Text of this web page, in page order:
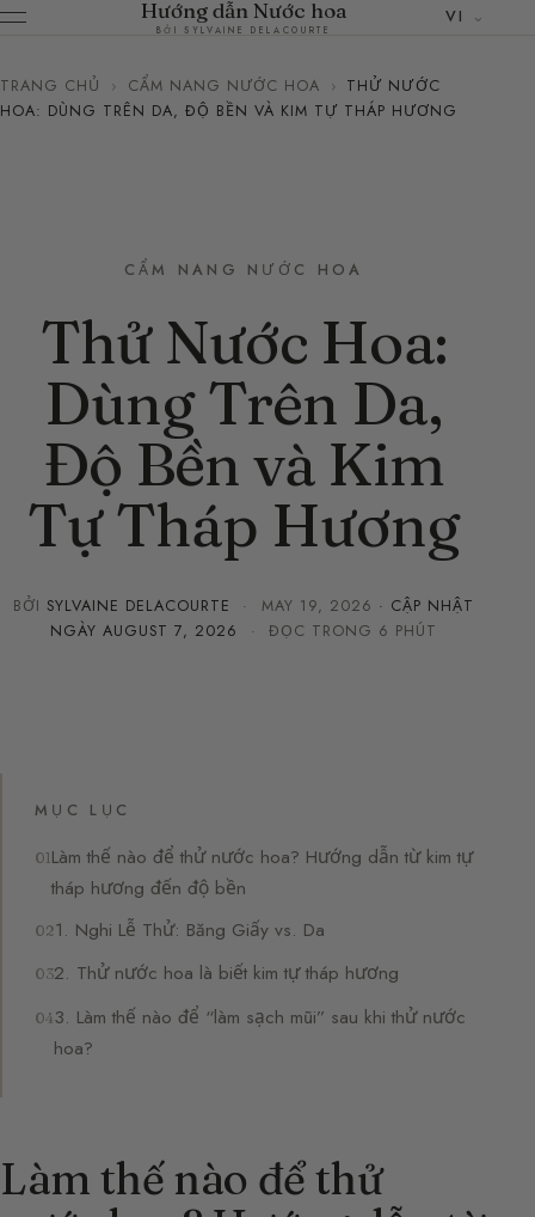
Hướng dẫn Nước hoa
BỞI SYLVAINE DELACOURTE
VI
TRANG CHỦ › CẨM NANG NƯỚC HOA › THỬ NƯỚC
HOA: DÙNG TRÊN DA, ĐỘ BỀN VÀ KIM TỰ THÁP HƯƠNG
CẨM NANG NƯỚC HOA
Thử Nước Hoa:
Dùng Trên Da,
Độ Bền và Kim
Tự Tháp Hương
BỞI SYLVAINE DELACOURTE · MAY 19, 2026 · CẬP NHẬT
NGÀYAUGUST 7, 2026 · ĐỌC TRONG 6 PHÚT
MỤC LỤC
Làm thế nào để thử nước hoa? Hướng dẫn từ kim tự
tháp hương đến độ bền
1. Nghi Lễ Thử: Băng Giấy vs. Da
2. Thử nước hoa là biết kim tự tháp hương
3. Làm thế nào để “làm sạch mũi” sau khi thử nước
hoa?
Làm thế nào để thử